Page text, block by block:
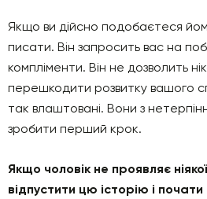
Якщо ви дійсно подобаєтеся
писати. Він запросить вас на
компліменти. Він не дозволить
перешкодити розвитку вашого
так влаштовані. Вони з
зробити перший крок.
Якщо чоловік не проявляє
відпустити цю історію і